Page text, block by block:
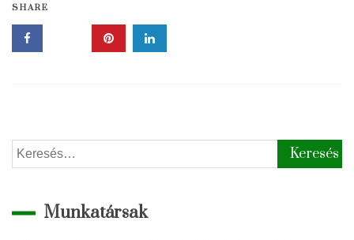
Picur-
Lak
bölcsődében
SHARE
Keresés:
Munkatársak